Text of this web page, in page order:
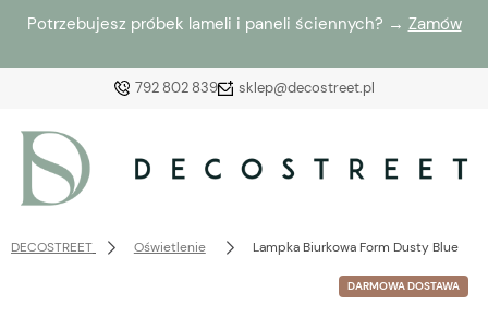
Potrzebujesz próbek lameli i paneli ściennych? → Zamów
792 802 839 sklep@decostreet.pl
Załóż konto
DECOSTREET Oświetlenie Lampka Biurkowa Form Dusty Blue
DARMOWA DOSTAWA